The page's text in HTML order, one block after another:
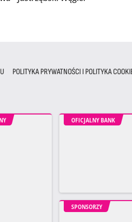
POLITYKA PRYWATNOŚCI I POLITYKA
OFICJALNY BANK
SPONSORZY